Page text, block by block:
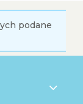
podane